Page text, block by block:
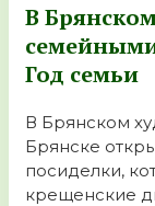
В
Год семьи
В Брянском
Брянске
посиделки,
крещенские